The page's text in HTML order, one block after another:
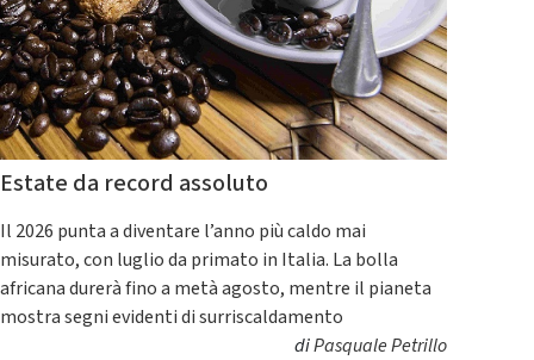
Estate da record assoluto
Il 2026 punta a diventare l’anno più caldo mai
misurato, con luglio da primato in Italia. La bolla
africana durerà fino a metà agosto, mentre il pianeta
mostra segni evidenti di surriscaldamento
diPasquale Petrillo